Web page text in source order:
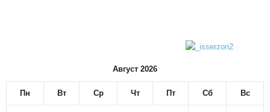
Август 2026
Пн Вт Ср Чт Пт Сб Вс